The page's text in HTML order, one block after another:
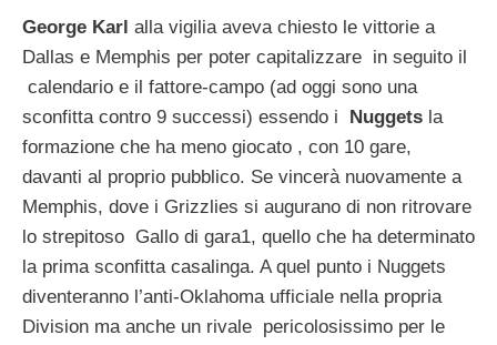
George Karl alla vigilia aveva chiesto le vittorie a
Dallas e Memphis per poter capitalizzare in seguito il
calendario e il fattore-campo (ad oggi sono una
sconfitta contro 9 successi) essendo i
Nuggets la
formazione che ha meno giocato , con 10 gare,
davanti al proprio pubblico. Se vincerà nuovamente a
Memphis, dove i Grizzlies si augurano di non ritrovare
lo strepitoso Gallo di gara1, quello che ha determinato
la prima sconfitta casalinga. A quel punto i Nuggets
diventeranno l’anti-Oklahoma ufficiale nella propria
Division ma anche un rivale pericolosissimo per le